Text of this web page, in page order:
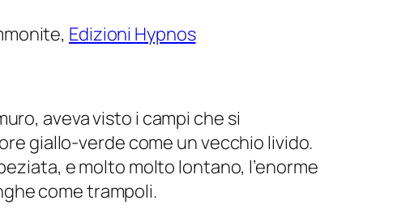
, Edizioni Hypnos
aveva visto i campi che si
giallo-verde come un vecchio livido.
e molto molto lontano, l’enorme
come trampoli.